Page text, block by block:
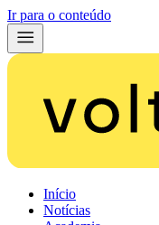
Ir para o conteúdo
Início
Notícias